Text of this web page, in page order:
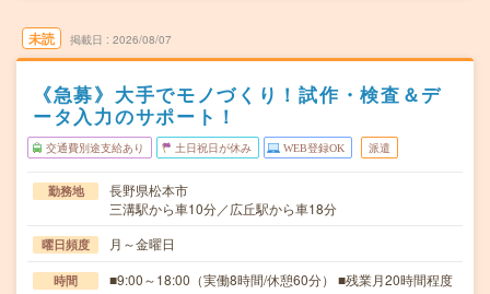
未読 掲載日 2026/08/07
《急募》大手でモノづくり！試作・検査＆デ
ータ入力のサポート！
交通費別途支給あり 土日祝日が休み WEB登録OK 派遣
勤務地
長野県松本市
三溝駅から車10分／広丘駅から車18分
曜日頻度 月～金曜日
時間 ■9:00～18:00（実働8時間/休憩60分） ■残業月20時間程度